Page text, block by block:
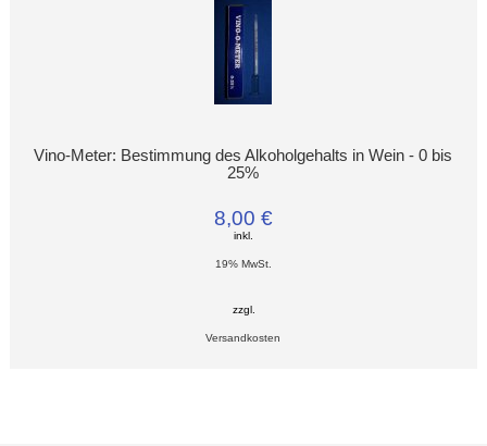
Vino-Meter: Bestimmung des Alkoholgehalts in Wein - 0 bis
25%
8,00 €
inkl.
19% MwSt.
zzgl.
Versandkosten